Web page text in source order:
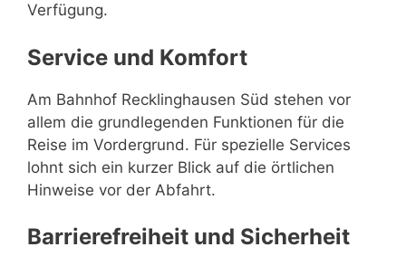
Verfügung.
Service und Komfort
Am Bahnhof Recklinghausen Süd stehen vor
allem die grundlegenden Funktionen für die
Reise im Vordergrund. Für spezielle Services
lohnt sich ein kurzer Blick auf die örtlichen
Hinweise vor der Abfahrt.
Barrierefreiheit und Sicherheit